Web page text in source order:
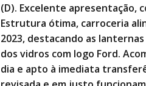
(D). Excelente apresentação,
Estrutura ótima, carroceria
2023, destacando as
dos vidros com logo Ford.
dia e apto à imediata